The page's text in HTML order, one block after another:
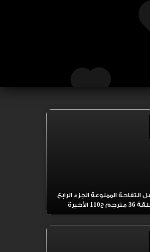
الممنوعة الجزء الرابع
ح110 الأخيرة